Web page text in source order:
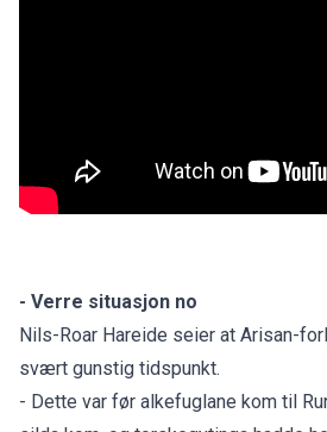
- Verre situasjon no
Nils-Roar Hareide seier at Arisan-
svært gunstig tidspunkt.
- Dette var før alkefuglane kom til